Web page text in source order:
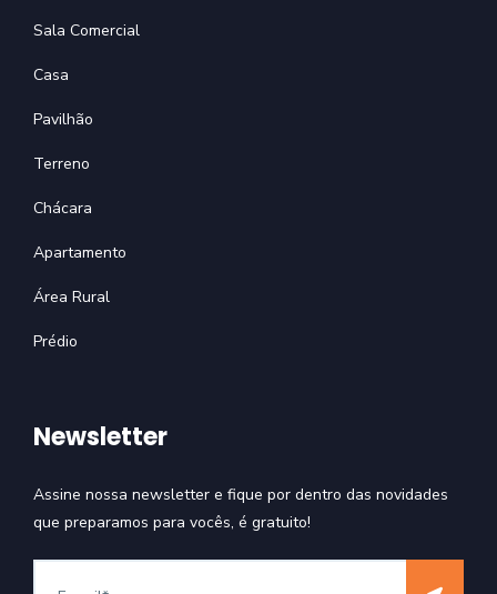
Sala Comercial
Casa
Pavilhão
Terreno
Chácara
Apartamento
Área Rural
Prédio
Newsletter
Assine nossa newsletter e fique por dentro das novidades
que preparamos para vocês, é gratuito!